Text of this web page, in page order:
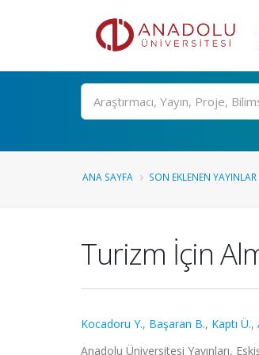
Ara
ANA SAYFA SON EKLENEN YAYINLAR
Turizm İçin
Kocadoru Y., Başaran B., Kaptı Ü.,
Anadolu Üniversitesi Yayınları,